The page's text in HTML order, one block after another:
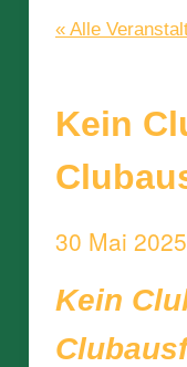
« Alle
Kein
30 Mai 2025
Kein